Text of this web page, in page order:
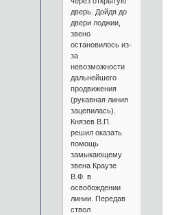
дверь. Дойдя до
двери лоджии,
звено
остановилось из-
за
невозможности
дальнейшего
продвижения
(рукавная линия
зацепилась).
Князев В.П.
решил оказать
помощь
замыкающему
звена Краузе
В.Ф. в
освобождении
линии. Передав
ствол